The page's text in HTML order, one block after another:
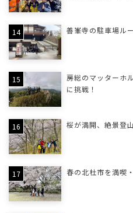
善峯寺の駐車場ル
房総のマッターホ
に挑戦！
桜が満開、絶景登
春の北杜市を満喫